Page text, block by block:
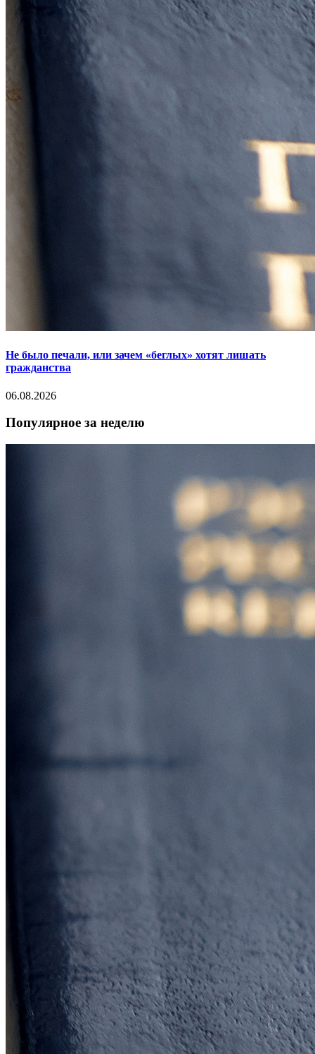
Не было печали, или зачем «беглых» хотят лишать
гражданства
06.08.2026
Популярное за неделю